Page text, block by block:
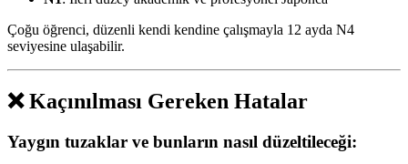
Çoğu öğrenci, düzenli kendi kendine çalışmayla 12 ayda N4
seviyesine ulaşabilir.
❌ Kaçınılması Gereken Hatalar
Yaygın tuzaklar ve bunların nasıl düzeltileceği: